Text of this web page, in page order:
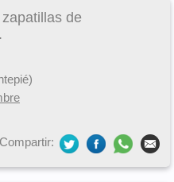
de
Compartir: